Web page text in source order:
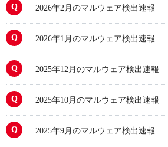
2026年2月のマルウェア検出速報
2026年1月のマルウェア検出速報
2025年12月のマルウェア検出速報
2025年10月のマルウェア検出速報
2025年9月のマルウェア検出速報